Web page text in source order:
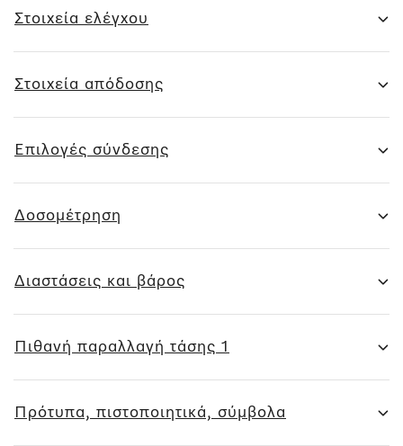
Στοιχεία ελέγχου
Στοιχεία απόδοσης
Επιλογές σύνδεσης
Δοσομέτρηση
Διαστάσεις και βάρος
Πιθανή παραλλαγή τάσης 1
Πρότυπα, πιστοποιητικά, σύμβολα